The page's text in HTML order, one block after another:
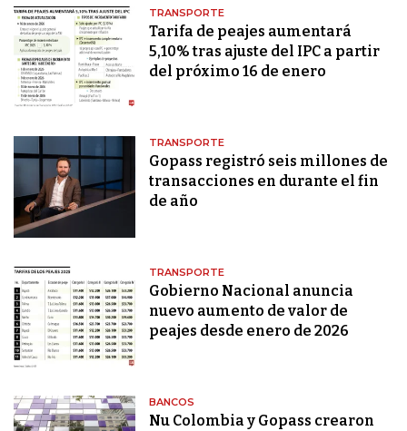
TRANSPORTE
Tarifa de peajes aumentará
5,10% tras ajuste del IPC a partir
del próximo 16 de enero
TRANSPORTE
Gopass registró seis millones de
transacciones en durante el fin
de año
TRANSPORTE
Gobierno Nacional anuncia
nuevo aumento de valor de
peajes desde enero de 2026
BANCOS
Nu Colombia y Gopass crearon